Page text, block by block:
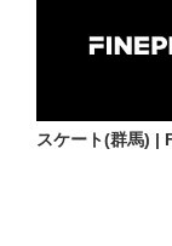
スケート(群馬) |